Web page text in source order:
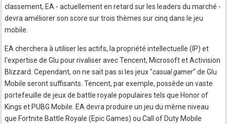
classement, EA - actuellement en retard sur les leaders du marché -
devra améliorer son score sur trois thèmes sur cinq dans le jeu
mobile.
EA cherchera à utiliser les actifs, la propriété intellectuelle (IP) et
l'expertise de Glu pour rivaliser avec Tencent, Microsoft et Activision
Blizzard. Cependant, on ne sait pas si les jeux "casual gamer" de Glu
Mobile seront suffisants. Tencent, par exemple, possède un vaste
portefeuille de jeux de battle royale populaires tels que Honor of
Kings et PUBG Mobile. EA devra produire un jeu du même niveau
que Fortnite Battle Royale (Epic Games) ou Call of Duty Mobile